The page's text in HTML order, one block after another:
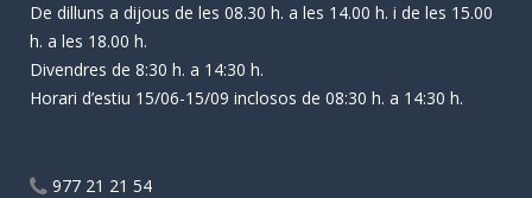
De dilluns a dijous de les 08.30 h. a les 14.00 h. i de les 15.00
h. a les 18.00 h.
Divendres de 8:30 h. a 14:30 h.
Horari d’estiu 15/06-15/09 inclosos de 08:30 h. a 14:30 h.
977 21 21 54